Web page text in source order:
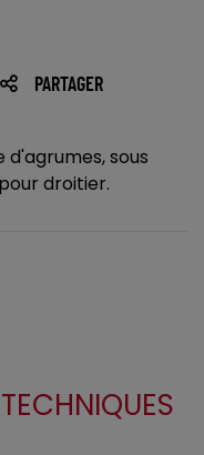
PARTAGER
sous
droitier.